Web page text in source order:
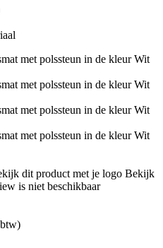
dit product met je logo Bekijk
is niet beschikbaar